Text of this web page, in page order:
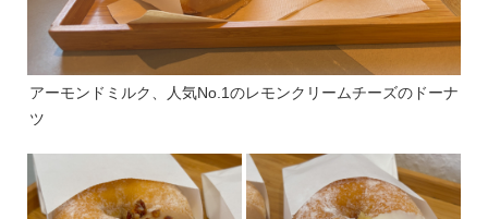
アーモンドミルク、人気No.1のレモンクリームチーズのドーナ
ツ